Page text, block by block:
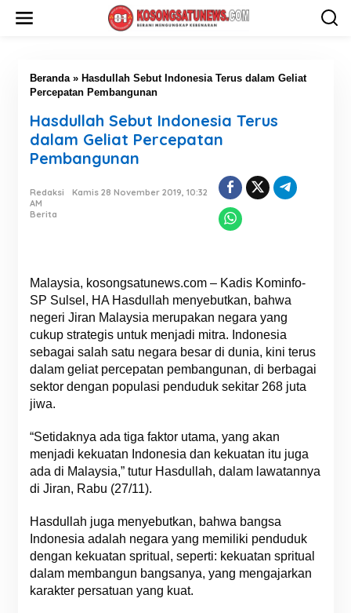
Beranda» Hasdullah Sebut Indonesia Terus dalam Geliat
Percepatan Pembangunan
Hasdullah Sebut Indonesia Terus
dalam Geliat Percepatan
Pembangunan
Redaksi
Kamis 28 November 2019, 10:32
AM
Berita
Malaysia, kosongsatunews.com – Kadis Kominfo-
SP Sulsel, HA Hasdullah menyebutkan, bahwa
negeri Jiran Malaysia merupakan negara yang
cukup strategis untuk menjadi mitra. Indonesia
sebagai salah satu negara besar di dunia, kini terus
dalam geliat percepatan pembangunan, di berbagai
sektor dengan populasi penduduk sekitar 268 juta
jiwa.
“Setidaknya ada tiga faktor utama, yang akan
menjadi kekuatan Indonesia dan kekuatan itu juga
ada di Malaysia,” tutur Hasdullah, dalam lawatannya
di Jiran, Rabu (27/11).
Hasdullah juga menyebutkan, bahwa bangsa
Indonesia adalah negara yang memiliki penduduk
dengan kekuatan spritual, seperti: kekuatan spritual
dalam membangun bangsanya, yang mengajarkan
karakter persatuan yang kuat.